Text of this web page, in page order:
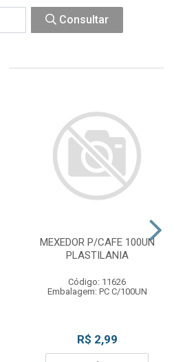
Consultar
MEXEDOR P/CAFE 100UN
PLASTILANIA
Código: 11626
Embalagem: PC C/100UN
R$ 2,99